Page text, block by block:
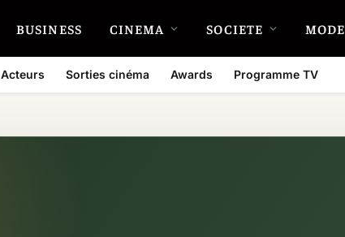
BUSINESS CINEMA SOCIETE MODE
Acteurs Sorties cinéma Awards Programme TV